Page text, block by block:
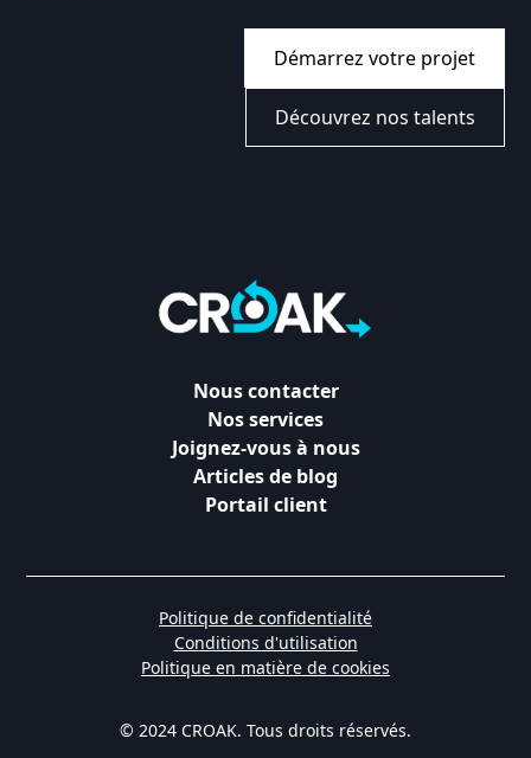
Démarrez votre projet
Découvrez nos talents
Nous contacter
Nos services
Joignez-vous à nous
Articles de blog
Portail client
© 2024 CROAK. Tous droits réservés.
Politique de confidentialité
Conditions d'utilisation
Politique en matière de cookies